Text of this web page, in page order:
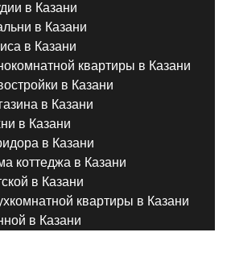
в Казани
в Казани
в Казани
квартиры в Казани
в Казани
в Казани
в Казани
в Казани
коттеджа в Казани
в Казани
квартиры в Казани
в Казани